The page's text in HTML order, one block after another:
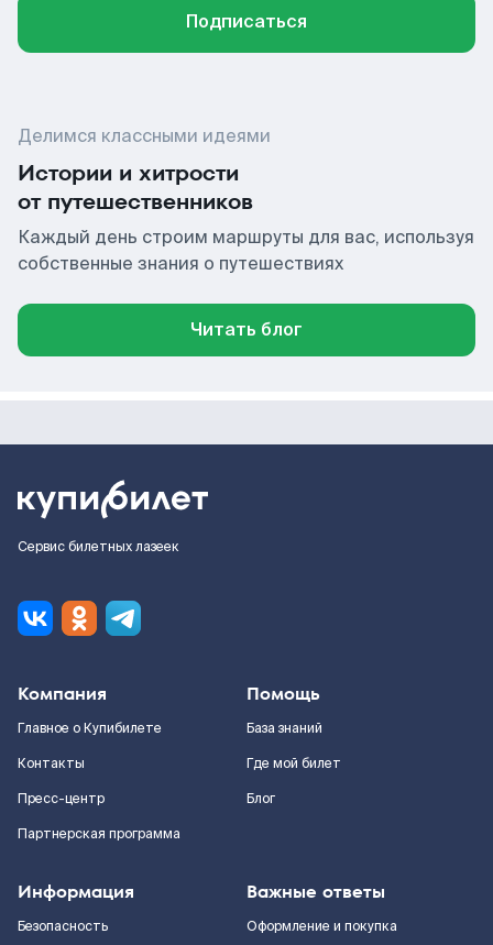
Подписаться
Делимся классными идеями
Истории и хитрости
от путешественников
Каждый день строим маршруты для вас, используя
собственные знания о путешествиях
Читать блог
Сервис билетных лазеек
Компания
Главное о Купибилете
Контакты
Пресс-центр
Партнерская программа
Помощь
База знаний
Где мой билет
Блог
Информация
Безопасность
Важные ответы
Оформление и покупка